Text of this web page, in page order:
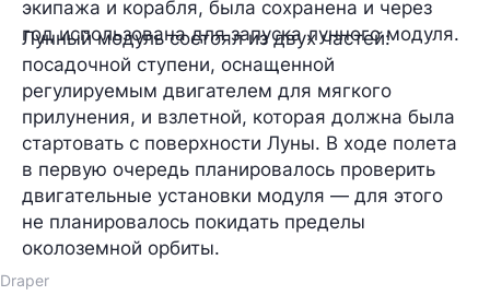
экипажа и корабля, была сохранена и через
год использована для запуска лунного модуля.
Лунный модуль состоял из двух частей:
посадочной ступени, оснащенной
регулируемым двигателем для мягкого
прилунения, и взлетной, которая должна была
стартовать с поверхности Луны. В ходе полета
в первую очередь планировалось проверить
двигательные установки модуля — для этого
не планировалось покидать пределы
околоземной орбиты.
Draper